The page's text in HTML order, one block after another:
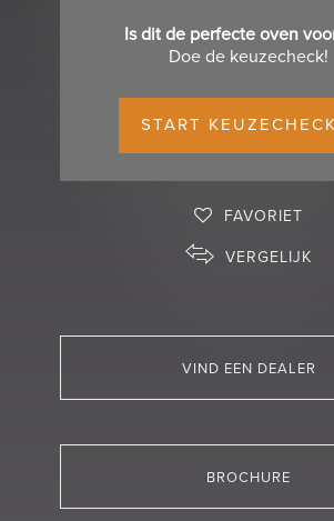
Is dit de perfecte oven
Doe de keuzecheck!
START KEUZECHECK
FAVORIET
VERGELIJK
VIND EEN DEALER
BROCHURE